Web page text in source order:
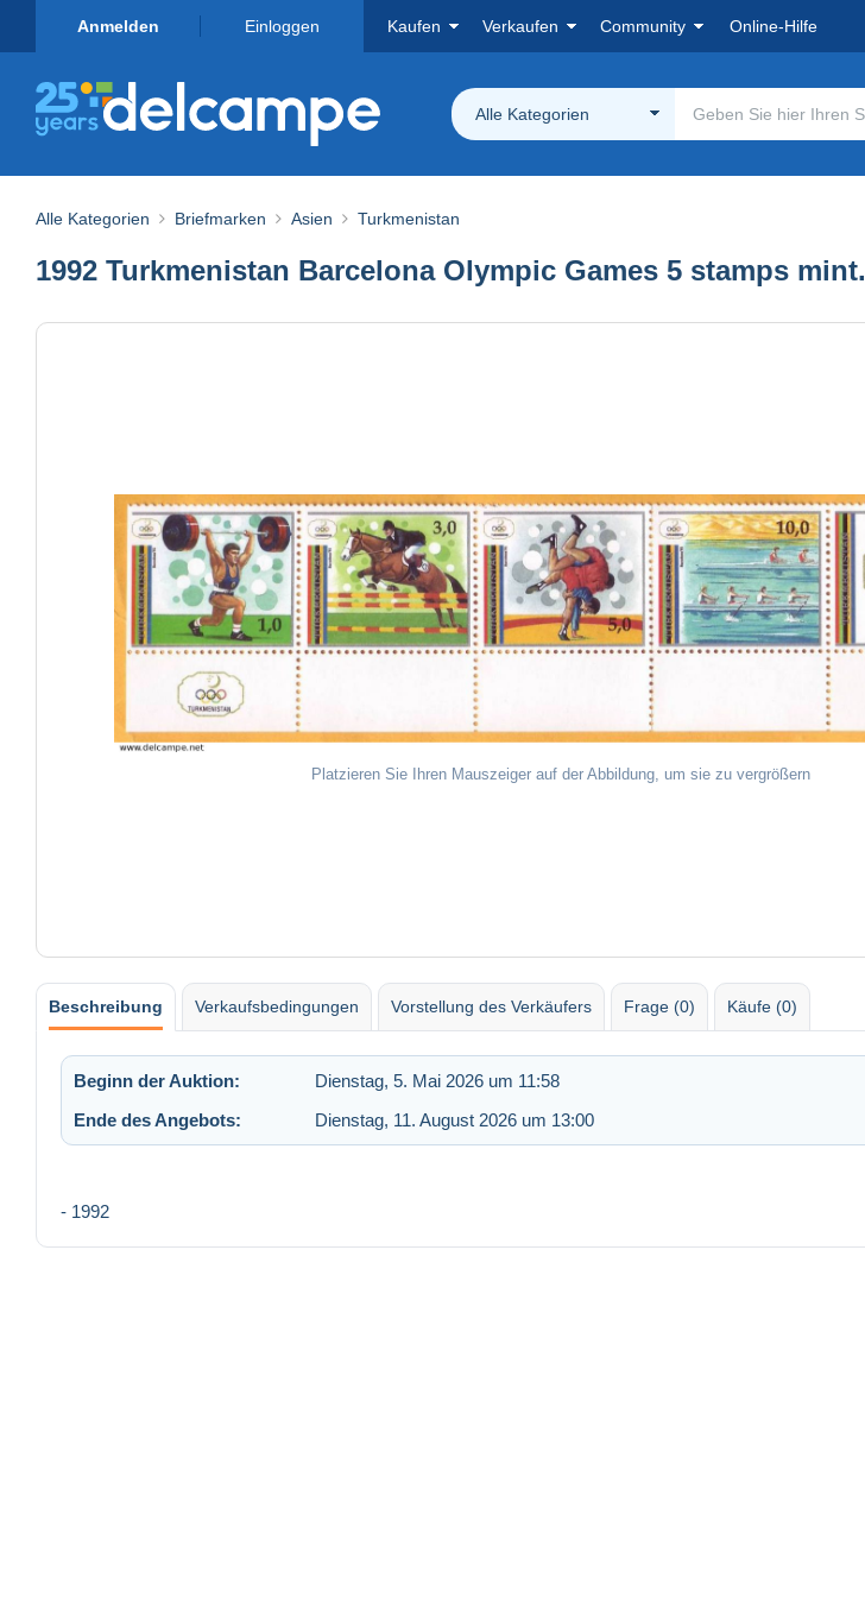
Anmelden Einloggen Kaufen Verkaufen Community Online-Hilfe
Alle Kategorien
Alle Kategorien Briefmarken Asien Turkmenistan
1992 Turkmenistan Barcelona Olympic Games 5 stamps mint.
Platzieren Sie Ihren Mauszeiger auf der Abbildung, um sie zu vergrößern
Beschreibung Verkaufsbedingungen Vorstellung des Verkäufers Frage (0) Käufe (0)
Beginn der Auktion: Dienstag, 5. Mai 2026 um 11:58
Ende des Angebots:
Dienstag, 11. August 2026 um 13:00
- 1992